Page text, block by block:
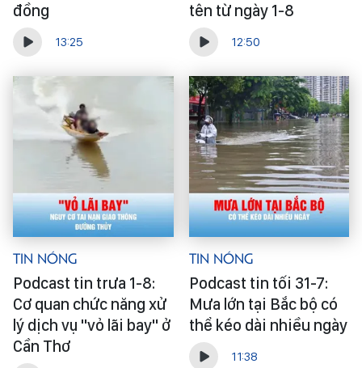
đồng
13:25
tên từ ngày 1-8
12:50
Tin Nóng
Podcast tin trưa 1-8:
Cơ quan chức năng xử
lý dịch vụ "vỏ lãi bay" ở
Cần Thơ
Tin Nóng
Podcast tin tối 31-7:
Mưa lớn tại Bắc bộ có
thể kéo dài nhiều ngày
11:38